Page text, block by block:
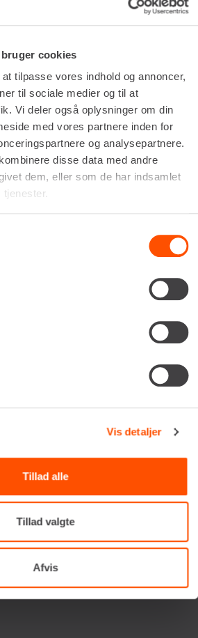
cookies
tilpasse vores indhold og annoncer,
til sociale medier og til at
Vi deler også oplysninger om din
med vores partnere inden for
og analysepartnere.
disse data med andre
dem, eller som de har indsamlet
Vis detaljer
Tillad alle
Tillad valgte
Afvis
människor jobbar här, de flesta
kaffe te vatten o dricka under tiden
5/5
bedømmelse er 4.5af 5,
af150 anmeldelser